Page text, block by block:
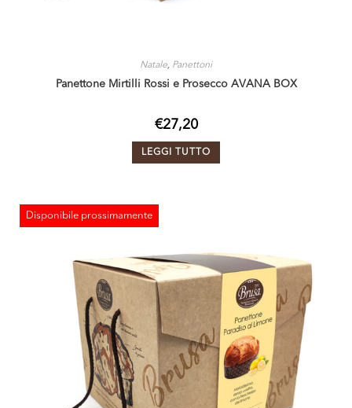
Natale, Panettoni
Panettone Mirtilli Rossi e Prosecco AVANA BOX
€27,20
LEGGI TUTTO
Disponibile prossimamente
ESAURITO